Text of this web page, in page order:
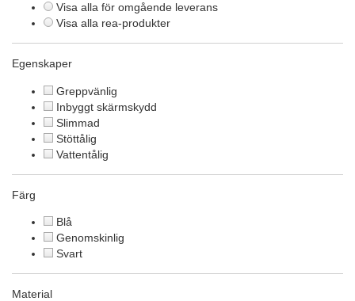
Visa alla för omgående leverans
Visa alla rea-produkter
Egenskaper
Greppvänlig
Inbyggt skärmskydd
Slimmad
Stöttålig
Vattentålig
Färg
Blå
Genomskinlig
Svart
Material